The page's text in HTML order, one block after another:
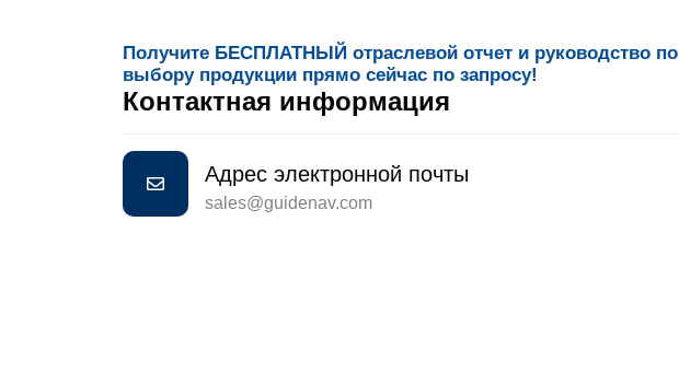
Получите БЕСПЛАТНЫЙ отраслевой отчет и руководство по
выбору продукции прямо сейчас по запросу!
Контактная информация
Адрес электронной почты
sales@guidenav.com